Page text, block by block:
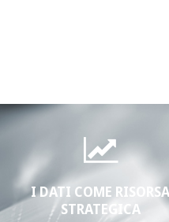
I DATI COME RISORSA
STRATEGICA